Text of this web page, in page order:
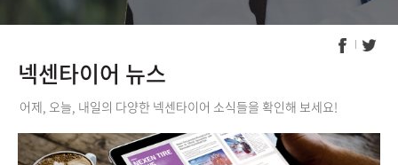
NEWS &
넥센타이어 뉴스
어제, 오늘, 내일의 다양한 넥센타이어 소식들을 확인해 보세요!